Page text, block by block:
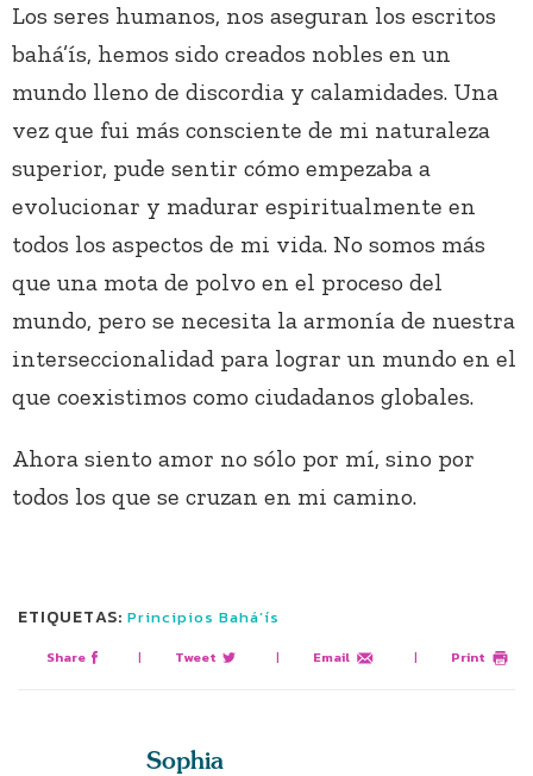
Los seres humanos, nos aseguran los escritos
bahá’ís, hemos sido creados nobles en un
mundo lleno de discordia y calamidades. Una
vez que fui más consciente de mi naturaleza
superior, pude sentir cómo empezaba a
evolucionar y madurar espiritualmente en
todos los aspectos de mi vida. No somos más
que una mota de polvo en el proceso del
mundo, pero se necesita la armonía de nuestra
interseccionalidad para lograr un mundo en el
que coexistimos como ciudadanos globales.
Ahora siento amor no sólo por mí, sino por
todos los que se cruzan en mi camino.
ETIQUETAS: Principios Bahá’ís
Share | Tweet | Email | Print
Sophia